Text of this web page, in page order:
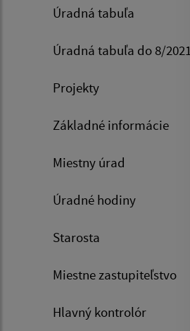
Úradná tabuľa
Úradná tabuľa do 8/2021
Projekty
Základné informácie
Miestny úrad
Úradné hodiny
Starosta
Miestne zastupiteľstvo
Hlavný kontrolór